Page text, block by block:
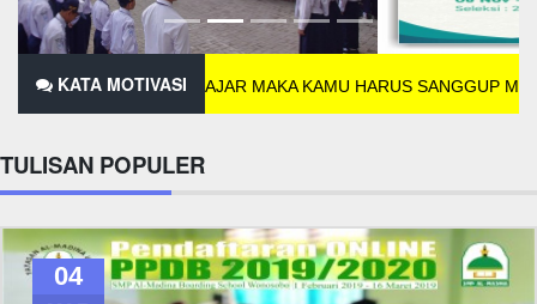
KATA MOTIVASI
BELAJAR MAKA KAMU HARUS SANGGUP MENAHAN
TULISAN POPULER
04